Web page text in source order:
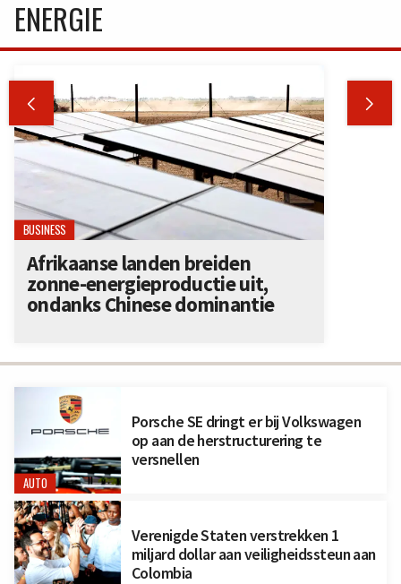
AUTO
Porsche SE dringt er bij Volkswagen
op aan de herstructurering te
versnellen
Verenigde Staten verstrekken 1
miljard dollar aan veiligheidssteun aan
Colombia
ENERGIE
 
BUSINESS
Afrikaanse landen breiden
zonne-energieproductie uit,
ondanks Chinese dominantie